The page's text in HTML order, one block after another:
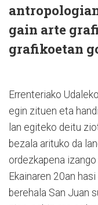
gain arte
grafikoetan
Errenteriako
egin zituen eta
lan egiteko deitu
bezala arituko da
ordezkapena
Ekainaren 20an
berehala San Juan